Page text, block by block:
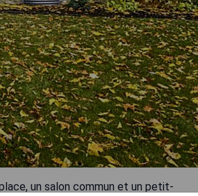
un salon commun et un petit-